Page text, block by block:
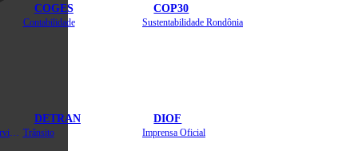
COGES
Contabilidade
COP30
Sustentabilidade Rondônia
DETRAN
Trânsito
DIOF
Imprensa Oficial